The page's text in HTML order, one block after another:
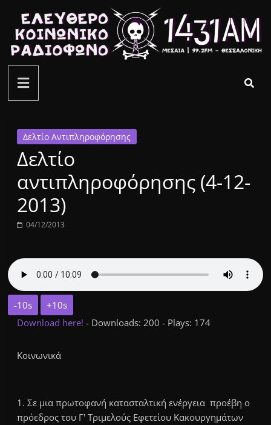
περιεχόμενο
ελεύθερο
κοινωνικό
ραδιόφωνο
1431AM
Δελτίο Αντιπληροφόρησης
Δελτίο
αντιπληροφόρησης (4-12-
2013)
04/12/2013
-10s
+10s
Download here!- Downloads: 200 - Plays: 174
Κοινωνικά
1. Σε μια πρωτοφανή κατασταλτική ενέργεια προέβη ο
πρόεδρος του Γ' Τριμελούς Εφετείου Κακουργημάτων